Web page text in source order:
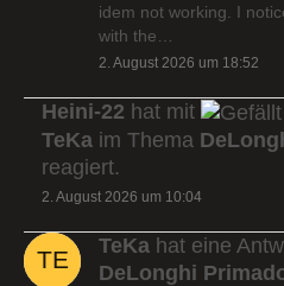
idem not working. I
with the…
2. August 2026 um 18:52
Heini-22 hat mit
TeKa im Thema
reagiert.
2. August 2026 um 10:04
TeKa hat eine
DeLonghi